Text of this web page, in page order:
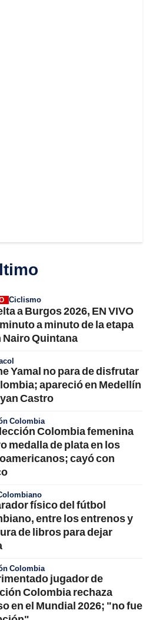
Ciclismo
a Burgos 2026, EN VIVO
a minuto de la etapa
Nairo Quintana
Yamal no para de disfrutar
apareció en Medellín
Castro
Colombia
Colombia femenina
medalla de plata en los
cayó con
físico del fútbol
entre los entrenos y
de libros para dejar
Colombia
jugador de
Colombia rechaza
en el Mundial 2026; "no fue